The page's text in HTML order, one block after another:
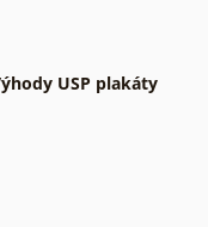
USP plakáty